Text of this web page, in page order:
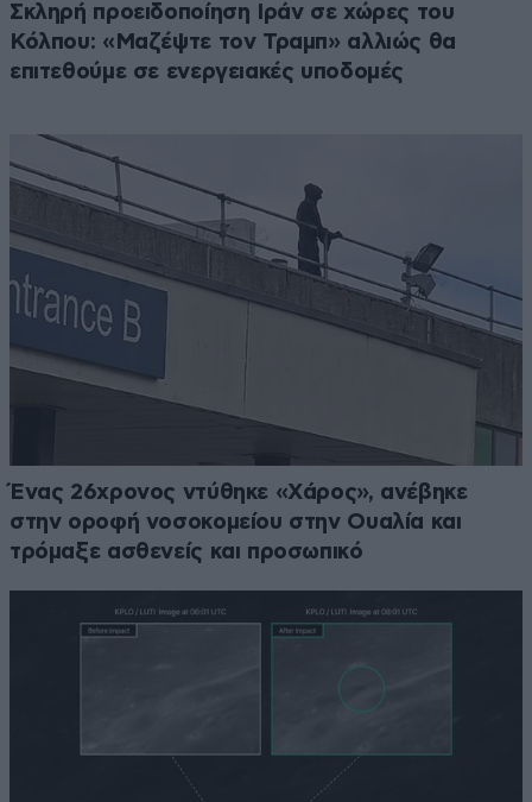
Σκληρή προειδοποίηση Ιράν σε χώρες του
Κόλπου: «Μαζέψτε τον Τραμπ» αλλιώς θα
επιτεθούμε σε ενεργειακές υποδομές
Ένας 26χρονος ντύθηκε «Χάρος», ανέβηκε
στην οροφή νοσοκομείου στην Ουαλία και
τρόμαξε ασθενείς και προσωπικό